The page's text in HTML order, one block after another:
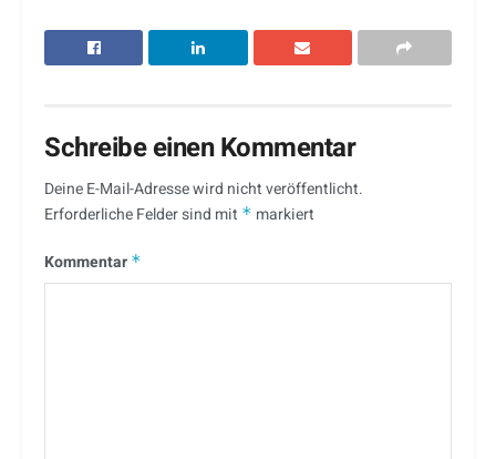
Schreibe einen Kommentar
Deine E-Mail-Adresse wird nicht veröffentlicht.
Erforderliche Felder sind mit * markiert
Kommentar *